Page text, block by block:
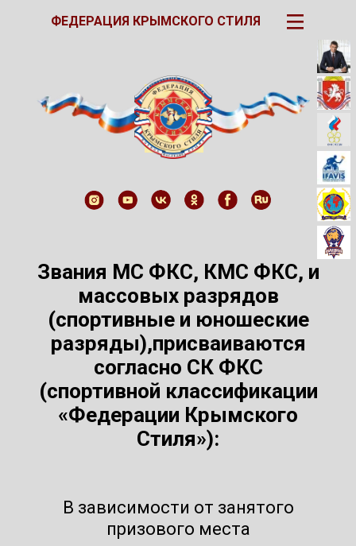
ФЕДЕРАЦИЯ КРЫМСКОГО СТИЛЯ III
Звания МС ФКС, КМС ФКС, и
массовых разрядов
(спортивные и юношеские
разряды),присваиваются
согласно СК ФКС
(спортивной классификации
«Федерации Крымского
Стиля»):
В зависимости от занятого
призового места